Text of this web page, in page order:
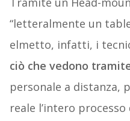
“letteralmente un
elmetto, infatti, i
ciò che vedono
personale a distanza,
reale l’intero